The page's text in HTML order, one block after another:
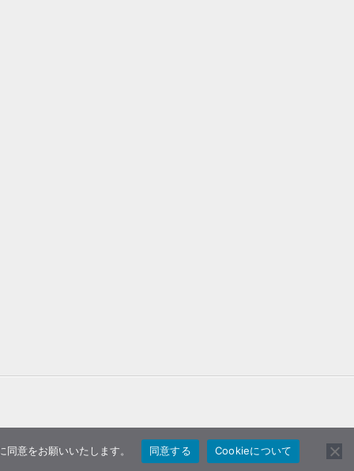
意をお願いいたします。 同意する Cookieについて